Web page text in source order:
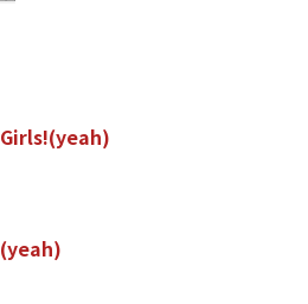
Girls!(yeah)
(yeah)